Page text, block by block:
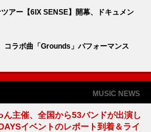
アー【6IX SENSE】開幕、ドキュメン
コラボ曲「Grounds」パフォーマンス
MUSIC NEWS
ん主催、全国から53バンドが出演し
イベントのレポート到着＆ライ